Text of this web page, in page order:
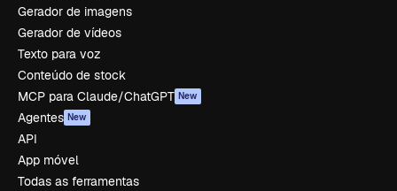
Gerador de imagens
Gerador de vídeos
Texto para voz
Conteúdo de stock
MCP para Claude/ChatGPT New
Agentes New
API
App móvel
Todas as ferramentas